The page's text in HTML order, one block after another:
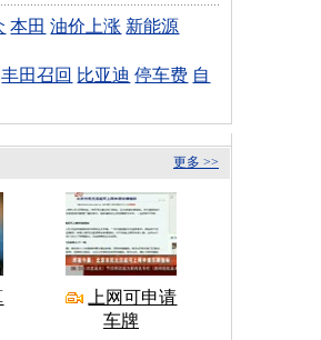
本田 油价上涨 新能源
丰田召回 比亚迪 停车费 自
更多 >>
上网可申请
车牌